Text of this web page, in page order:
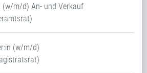
(w/m/d) An- und Verkauf
(w/m/d)